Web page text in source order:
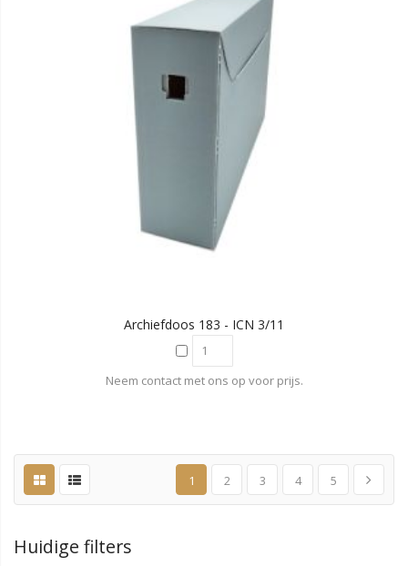
Archiefdoos 183 - ICN 3/11
Neem contact met ons op voor prijs.
1 2 3 4 5
Huidige filters